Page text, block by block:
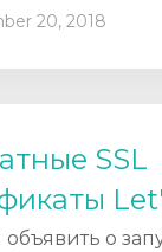
20, 2018
SSL
о